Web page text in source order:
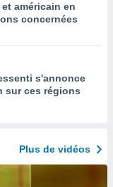
américain en
concernées
s'annonce
sur ces régions
Plus de vidéos